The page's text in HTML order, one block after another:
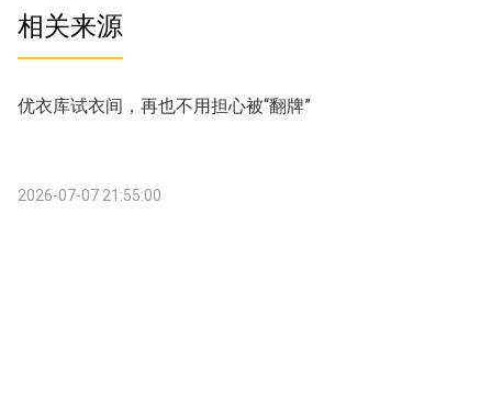
相关来源
优衣库试衣间，再也不用担心被“翻牌”
2026-07-07 21:55:00